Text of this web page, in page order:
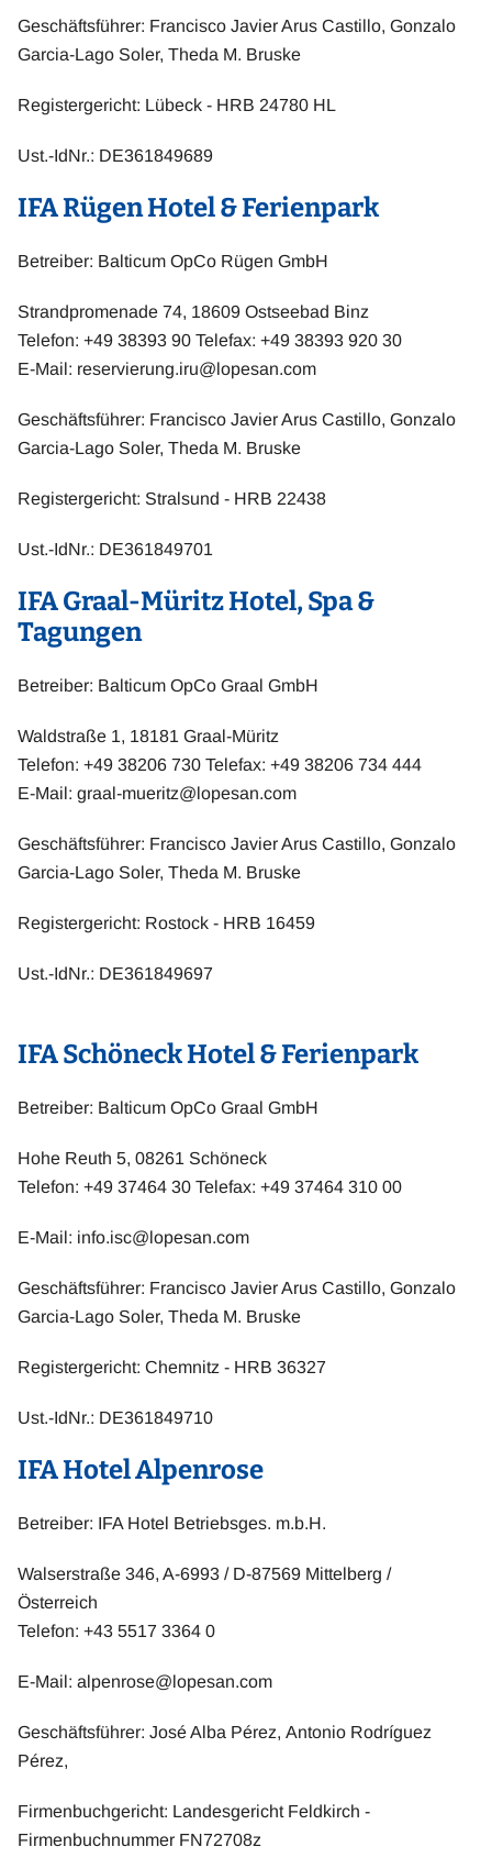
Geschäftsführer: Francisco Javier Arus Castillo, Gonzalo
Garcia-Lago Soler, Theda M. Bruske
Registergericht: Lübeck - HRB 24780 HL
Ust.-IdNr.: DE361849689
IFA Rügen Hotel & Ferienpark
Betreiber: Balticum OpCo Rügen GmbH
Strandpromenade 74, 18609 Ostseebad Binz
Telefon: +49 38393 90 Telefax: +49 38393 920 30
E-Mail: reservierung.iru@lopesan.com
Geschäftsführer: Francisco Javier Arus Castillo, Gonzalo
Garcia-Lago Soler, Theda M. Bruske
Registergericht: Stralsund - HRB 22438
Ust.-IdNr.: DE361849701
IFA Graal-Müritz Hotel, Spa &
Tagungen
Betreiber: Balticum OpCo Graal GmbH
Waldstraße 1, 18181 Graal-Müritz
Telefon: +49 38206 730 Telefax: +49 38206 734 444
E-Mail: graal-mueritz@lopesan.com
Geschäftsführer: Francisco Javier Arus Castillo, Gonzalo
Garcia-Lago Soler, Theda M. Bruske
Registergericht: Rostock - HRB 16459
Ust.-IdNr.: DE361849697
IFA Schöneck Hotel & Ferienpark
Betreiber: Balticum OpCo Graal GmbH
Hohe Reuth 5, 08261 Schöneck
Telefon: +49 37464 30 Telefax: +49 37464 310 00
E-Mail: info.isc@lopesan.com
Geschäftsführer: Francisco Javier Arus Castillo, Gonzalo
Garcia-Lago Soler, Theda M. Bruske
Registergericht: Chemnitz - HRB 36327
Ust.-IdNr.: DE361849710
IFA Hotel Alpenrose
Betreiber: IFA Hotel Betriebsges. m.b.H.
Walserstraße 346, A-6993 / D-87569 Mittelberg /
Österreich
Telefon: +43 5517 3364 0
E-Mail: alpenrose@lopesan.com
Geschäftsführer: José Alba Pérez, Antonio Rodríguez
Pérez,
Firmenbuchgericht: Landesgericht Feldkirch -
Firmenbuchnummer FN72708z